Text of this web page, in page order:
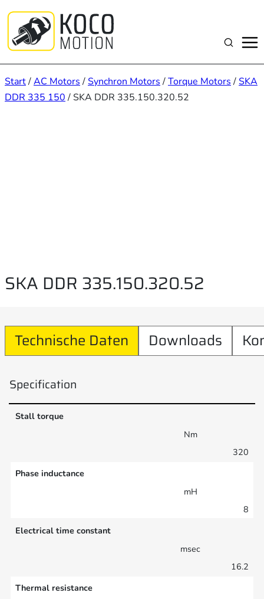
Inhalt
springen
Suchen
Start/AC Motors /Synchron Motors /Torque Motors /SKA
DDR 335 150 / SKA DDR 335.150.320.52
SKA DDR 335.150.320.52
Technische Daten Downloads
Specification
Stall torque
Nm
320
Phase inductance
mH
8
Electrical time constant
msec
16.2
Thermal resistance